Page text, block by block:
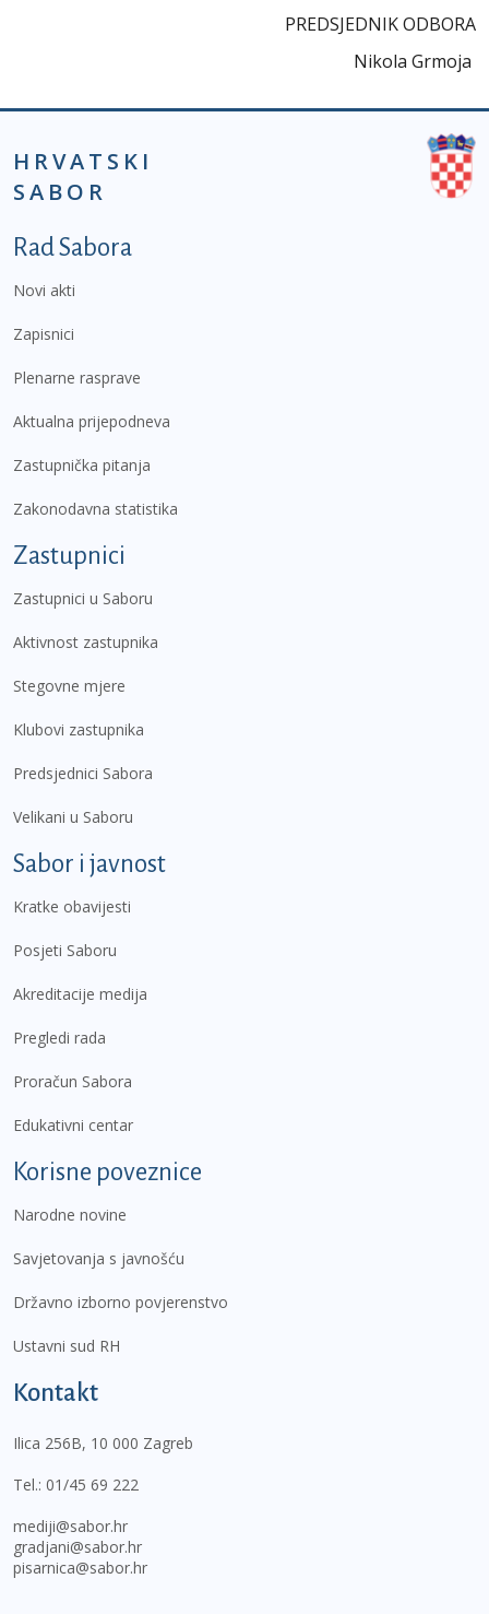
PREDSJEDNIK ODBORA
Nikola Grmoja
HRVATSKI
SABOR
Podnožje prvi izbornik
Rad Sabora
Novi akti
Zapisnici
Plenarne rasprave
Aktualna prijepodneva
Zastupnička pitanja
Zakonodavna statistika
Zastupnici
Zastupnici u Saboru
Aktivnost zastupnika
Stegovne mjere
Klubovi zastupnika
Predsjednici Sabora
Velikani u Saboru
Sabor i javnost
Kratke obavijesti
Posjeti Saboru
Akreditacije medija
Pregledi rada
Proračun Sabora
Edukativni centar
Korisne poveznice
Narodne novine
Savjetovanja s javnošću
Državno izborno povjerenstvo
Ustavni sud RH
Kontakt
Ilica 256B, 10 000 Zagreb
Tel.: 01/45 69 222
mediji@sabor.hr
gradjani@sabor.hr
pisarnica@sabor.hr